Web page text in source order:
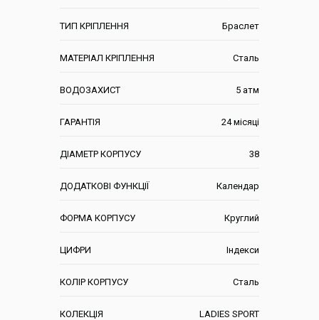
ТИП КРІПЛЕННЯ Браслет
МАТЕРІАЛ КРІПЛЕННЯ Сталь
ВОДОЗАХИСТ 5 атм
ГАРАНТІЯ 24 місяці
ДІАМЕТР КОРПУСУ 38
ДОДАТКОВІ ФУНКЦІЇ Календар
ФОРМА КОРПУСУ Круглий
ЦИФРИ Індекси
КОЛІР КОРПУСУ Сталь
КОЛЕКЦІЯ LADIES SPORT